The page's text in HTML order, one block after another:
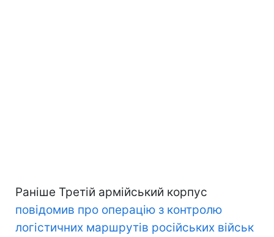
Раніше Третій армійський корпус
повідомив про операцію з контролю
логістичних маршрутів російських військ